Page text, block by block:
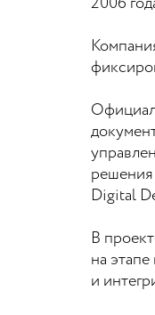
2006
решения
Digital
В
на
и